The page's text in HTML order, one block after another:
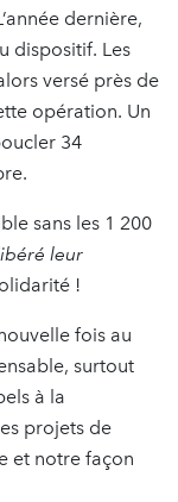
dernière,
dispositif. Les
versé près de
opération. Un
34
sans les 1 200
leur
!
fois au
surtout
à la
projets de
et notre façon